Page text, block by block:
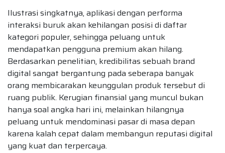
Ilustrasi singkatnya, aplikasi dengan performa
interaksi buruk akan kehilangan posisi di daftar
kategori populer, sehingga peluang untuk
mendapatkan pengguna premium akan hilang.
Berdasarkan penelitian, kredibilitas sebuah brand
digital sangat bergantung pada seberapa banyak
orang membicarakan keunggulan produk tersebut di
ruang publik. Kerugian finansial yang muncul bukan
hanya soal angka hari ini, melainkan hilangnya
peluang untuk mendominasi pasar di masa depan
karena kalah cepat dalam membangun reputasi digital
yang kuat dan terpercaya.